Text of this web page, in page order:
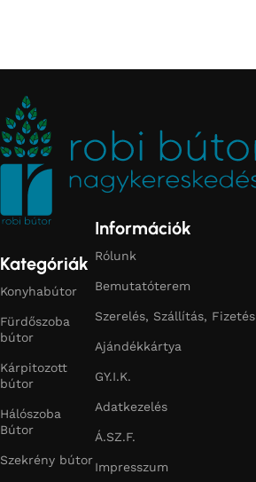
Kategóriák
Konyhabútor
Fürdőszoba
bútor
Kárpitozott
bútor
Hálószoba
Bútor
Szekrény bútor
Információk
Rólunk
Bemutatóterem
Szerelés, Szállítás, Fizetés
Ajándékkártya
GY.I.K.
Adatkezelés
Á.SZ.F.
Impresszum